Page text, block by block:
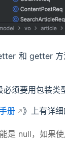
和 getter 方
须要用包装类
册 》上有详
是 null，如果